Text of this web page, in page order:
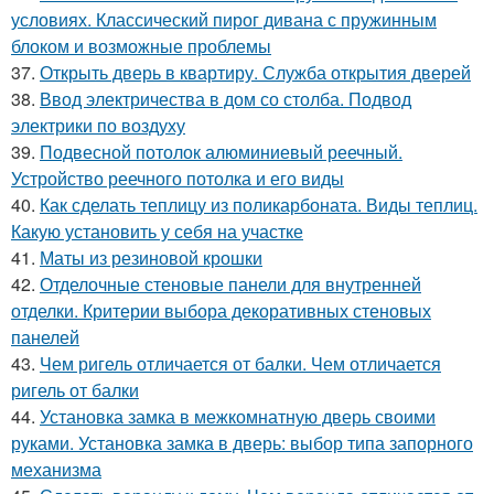
условиях. Классический пирог дивана с пружинным
блоком и возможные проблемы
37. Открыть дверь в квартиру. Служба открытия дверей
38. Ввод электричества в дом со столба. Подвод
электрики по воздуху
39. Подвесной потолок алюминиевый реечный.
Устройство реечного потолка и его виды
40. Как сделать теплицу из поликарбоната. Виды теплиц.
Какую установить у себя на участке
41. Маты из резиновой крошки
42. Отделочные стеновые панели для внутренней
отделки. Критерии выбора декоративных стеновых
панелей
43. Чем ригель отличается от балки. Чем отличается
ригель от балки
44. Установка замка в межкомнатную дверь своими
руками. Установка замка в дверь: выбор типа запорного
механизма